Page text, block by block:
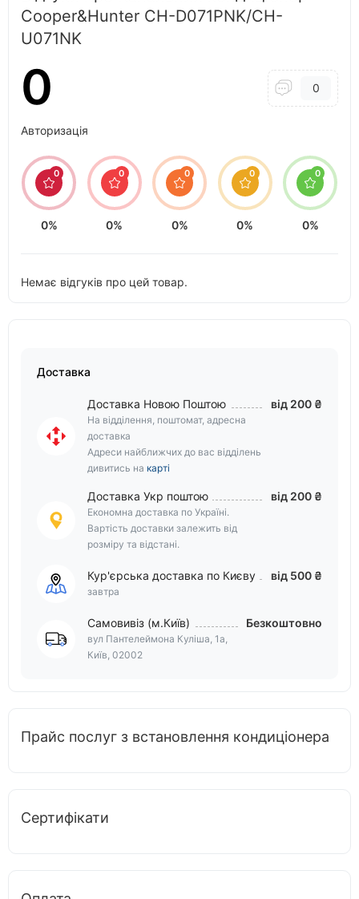
Cooper&Hunter CH-D071PNK/CH-
U071NK
0 0
Авторизація
0
0%
0
0%
0
0%
0
0%
0
0%
Немає відгуків про цей товар.
Доставка
Доставка Новою Поштою
На відділення, поштомат, адресна
доставка
Адреси найближчих до вас відділень
дивитись на карті
від 200 ₴
Доставка Укр поштою
Економна доставка по Україні.
Вартість доставки залежить від
розміру та відстані.
від 200 ₴
Кур'єрська доставка по Києву
завтра
від 500 ₴
Самовивіз (м.Київ)
вул Пантелеймона Куліша, 1а,
Київ, 02002
Безкоштовно
Прайс послуг з встановлення кондиціонера
Сертифікати